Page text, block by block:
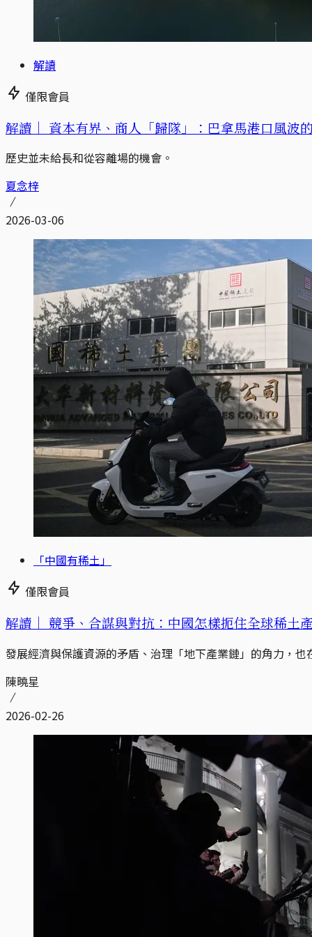
解讀
僅限會員
解讀｜ 資本有界、商人「歸隊」：巴拿馬港口風波
歷史並未給長和從容離場的機會。
夏念梓
2026-03-06
「中國有稀土」
僅限會員
解讀｜ 競爭、合謀與對抗：中國怎樣扼住全球稀土
發展經濟與保護資源的矛盾、治理「地下產業鏈」的角力，
陳曉星
2026-02-26